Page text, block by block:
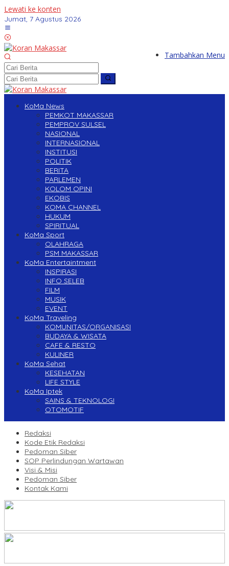
Lewati ke konten
Jumat, 7 Agustus 2026
Tambahkan Menu
KoMa News
PEMKOT MAKASSAR
PEMPROV SULSEL
NASIONAL
INTERNASIONAL
INSTITUSI
POLITIK
BERITA
PARLEMEN
KOLOM OPINI
EKOBIS
KOMA CHANNEL
HUKUM
SPIRITUAL
KoMa Sport
OLAHRAGA
PSM MAKASSAR
KoMa Entertaintment
INSPIRASI
INFO SELEB
FILM
MUSIK
EVENT
KoMa Traveling
KOMUNITAS/ORGANISASI
BUDAYA & WISATA
CAFE & RESTO
KULINER
KoMa Sehat
KESEHATAN
LIFE STYLE
KoMa Iptek
SAINS & TEKNOLOGI
OTOMOTIF
Redaksi
Kode Etik Redaksi
Pedoman Siber
SOP Perlindungan Wartawan
Visi & Misi
Pedoman Siber
Kontak Kami